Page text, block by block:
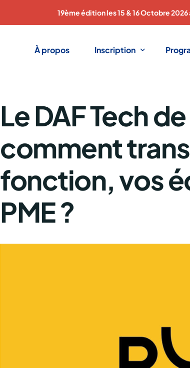
19ème édition les 15 & 16 Octobre 2026
À propos Inscription
Un évènement dédié aux
Trouvez vos nouveaux
Le DAF Tech
comment
fonction, vos
PME ?